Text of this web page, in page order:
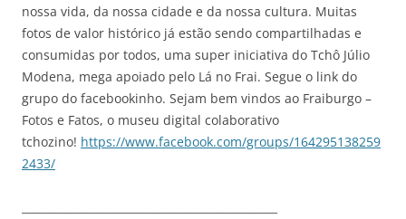
nossa vida, da nossa cidade e da nossa cultura. Muitas
fotos de valor histórico já estão sendo compartilhadas e
consumidas por todos, uma super iniciativa do Tchô Júlio
Modena, mega apoiado pelo Lá no Frai. Segue o link do
grupo do facebookinho. Sejam bem vindos ao Fraiburgo –
Fotos e Fatos, o museu digital colaborativo
tchozino! https://www.facebook.com/groups/164295138259
2433/